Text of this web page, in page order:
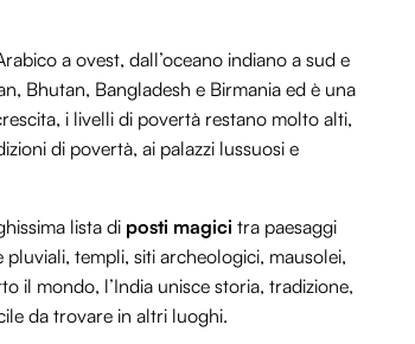
a ovest, dall’oceano indiano a sud e
Bhutan, Bangladesh e Birmania ed è una
i livelli di povertà restano molto alti,
di povertà, ai palazzi lussuosi e
lista di posti magici tra paesaggi
templi, siti archeologici, mausolei,
il mondo, l’India unisce storia, tradizione,
da trovare in altri luoghi.